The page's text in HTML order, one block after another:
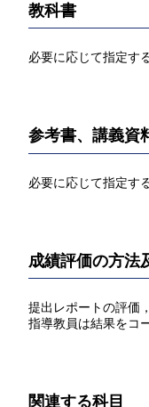
教科書
必要に応じて指定する
参考書、講義資
必要に応じて指定する
成績評価の方法
提出レポートの評価
指導教員は結果をコ
関連する科目